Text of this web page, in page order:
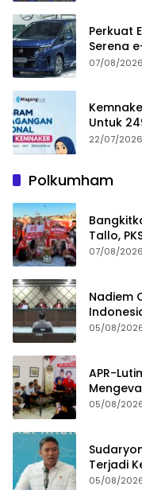
Perkuat
Serena
GIIAS 2026
07/08/2026
Untuk
22/07/2026
Polkumham
Tallo,
Healing
07/08/2026
Nadiem
05/08/
APR-
05/08/
Terjadi
05/08/